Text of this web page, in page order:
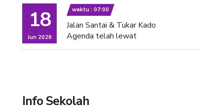
18
Jun 2026
waktu : 07:00
Jalan Santai & Tukar Kado
Agenda telah lewat
Info Sekolah